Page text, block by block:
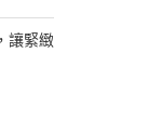
讓緊緻